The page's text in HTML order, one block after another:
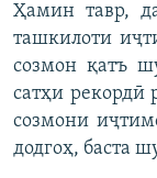
Ҳамин тавр,
ташкилоти
созмон қатъ
сатҳи рекордӣ
созмони
додгоҳ, баста